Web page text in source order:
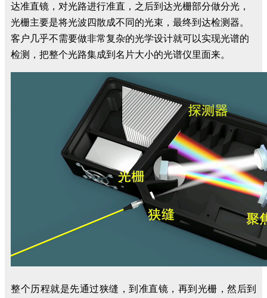
达准直镜，对光路进行准直，之后到达光栅部分做分光，
光栅主要是将光波四散成不同的光束，最终到达检测器。
客户几乎不需要做非常复杂的光学设计就可以实现光谱的
检测，把整个光路集成到名片大小的光谱仪里面来。
整个历程就是先通过狭缝，到准直镜，再到光栅，然后到